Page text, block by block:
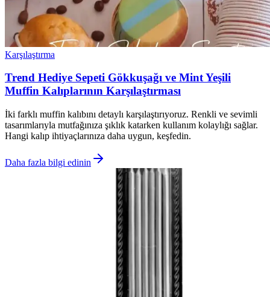
Karşılaştırma
Trend Hediye Sepeti Gökkuşağı ve Mint Yeşili
Muffin Kalıplarının Karşılaştırması
İki farklı muffin kalıbını detaylı karşılaştırıyoruz. Renkli ve sevimli
tasarımlarıyla mutfağınıza şıklık katarken kullanım kolaylığı sağlar.
Hangi kalıp ihtiyaçlarınıza daha uygun, keşfedin.
Daha fazla bilgi edinin